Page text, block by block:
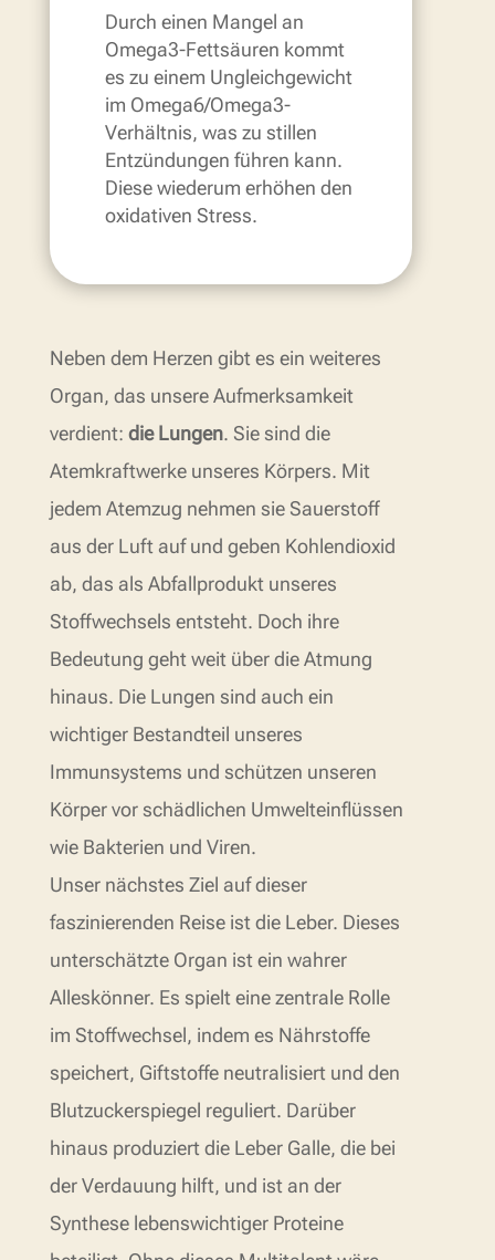
Durch einen Mangel an
Omega3-Fettsäuren kommt
es zu einem Ungleichgewicht
im Omega6/Omega3-
Verhältnis, was zu stillen
Entzündungen führen kann.
Diese wiederum erhöhen den
oxidativen Stress.
Neben dem Herzen gibt es ein weiteres
Organ, das unsere Aufmerksamkeit
verdient: die Lungen. Sie sind die
Atemkraftwerke unseres Körpers. Mit
jedem Atemzug nehmen sie Sauerstoff
aus der Luft auf und geben Kohlendioxid
ab, das als Abfallprodukt unseres
Stoffwechsels entsteht. Doch ihre
Bedeutung geht weit über die Atmung
hinaus. Die Lungen sind auch ein
wichtiger Bestandteil unseres
Immunsystems und schützen unseren
Körper vor schädlichen Umwelteinflüssen
wie Bakterien und Viren.
Unser nächstes Ziel auf dieser
faszinierenden Reise ist die Leber. Dieses
unterschätzte Organ ist ein wahrer
Alleskönner. Es spielt eine zentrale Rolle
im Stoffwechsel, indem es Nährstoffe
speichert, Giftstoffe neutralisiert und den
Blutzuckerspiegel reguliert. Darüber
hinaus produziert die Leber Galle, die bei
der Verdauung hilft, und ist an der
Synthese lebenswichtiger Proteine